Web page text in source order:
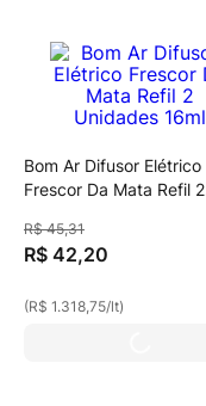
Bom Ar Difusor Elétrico
Frescor Da Mata Refil 2
R$ 45,31
R$ 42,20
(R$ 1.318,75/lt)